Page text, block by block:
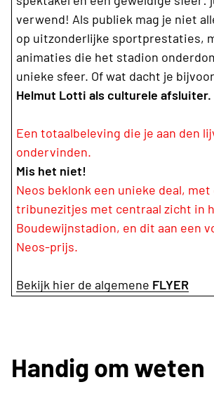
verwend! Als publiek mag je niet
op uitzonderlijke sportprestaties,
animaties die het stadion
unieke sfeer. Of wat dacht je
Helmut Lotti als culturele afsluiter.
Een totaalbeleving die je aan den
ondervinden.
Mis het niet!
Neos beklonk een unieke deal,
tribunezitjes met centraal zicht in
Boudewijnstadion, en dit aan een
Neos-prijs.
Bekijk hier de algemene FLYER
Handig om weten